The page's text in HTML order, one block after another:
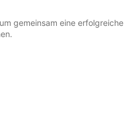
gemeinsam eine erfolgreiche